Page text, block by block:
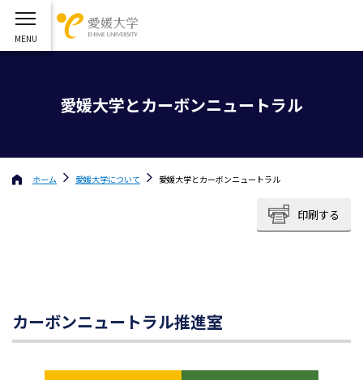
愛媛大学とカーボンニュートラル
ホーム 愛媛大学について 愛媛大学とカーボンニュートラル
印刷する
カーボンニュートラル推進室